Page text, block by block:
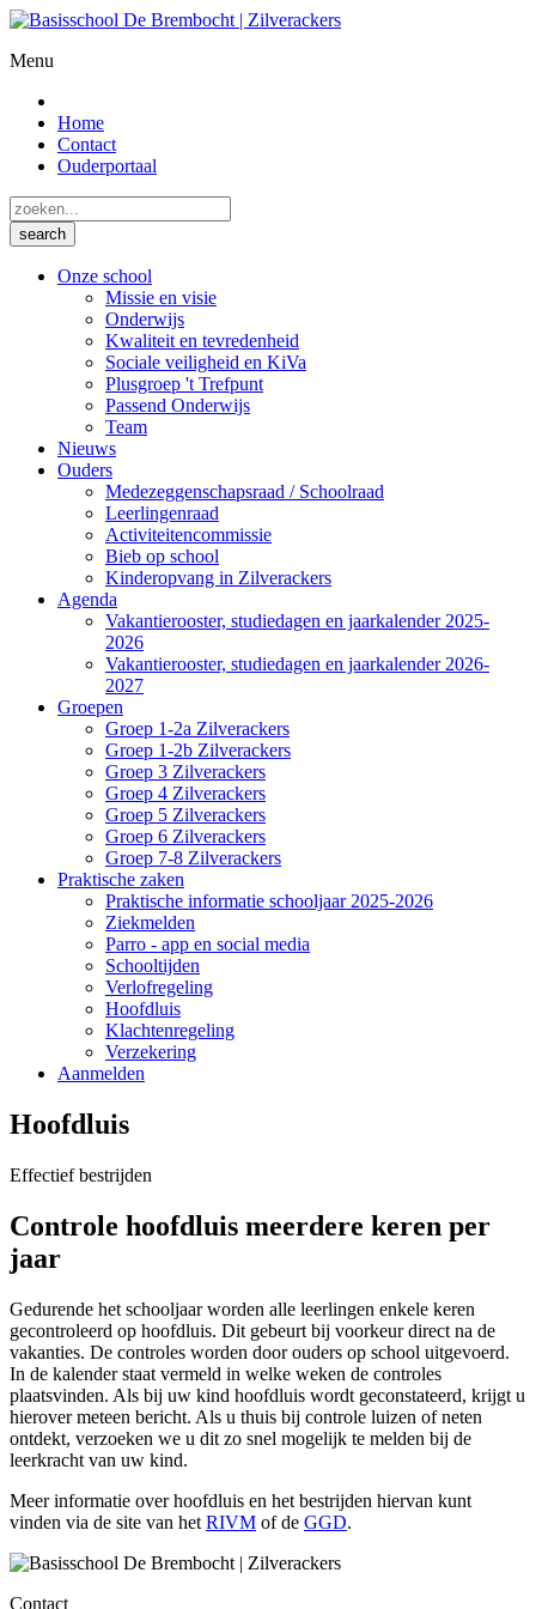
Menu
Home
Contact
Ouderportaal
Onze school
Missie en visie
Onderwijs
Kwaliteit en tevredenheid
Sociale veiligheid en KiVa
Plusgroep 't Trefpunt
Passend Onderwijs
Team
Nieuws
Ouders
Medezeggenschapsraad / Schoolraad
Leerlingenraad
Activiteitencommissie
Bieb op school
Kinderopvang in Zilverackers
Agenda
Vakantierooster, studiedagen en jaarkalender 2025-
2026
Vakantierooster, studiedagen en jaarkalender 2026-
2027
Groepen
Groep 1-2a Zilverackers
Groep 1-2b Zilverackers
Groep 3 Zilverackers
Groep 4 Zilverackers
Groep 5 Zilverackers
Groep 6 Zilverackers
Groep 7-8 Zilverackers
Praktische zaken
Praktische informatie schooljaar 2025-2026
Ziekmelden
Parro - app en social media
Schooltijden
Verlofregeling
Hoofdluis
Klachtenregeling
Verzekering
Aanmelden
Hoofdluis
Effectief bestrijden
Controle hoofdluis meerdere keren per
jaar
Gedurende het schooljaar worden alle leerlingen enkele keren
gecontroleerd op hoofdluis. Dit gebeurt bij voorkeur direct na de
vakanties. De controles worden door ouders op school uitgevoerd.
In de kalender staat vermeld in welke weken de controles
plaatsvinden. Als bij uw kind hoofdluis wordt geconstateerd, krijgt u
hierover meteen bericht. Als u thuis bij controle luizen of neten
ontdekt, verzoeken we u dit zo snel mogelijk te melden bij de
leerkracht van uw kind.
Meer informatie over hoofdluis en het bestrijden hiervan kunt
vinden via de site van het RIVM of de GGD.
Contact